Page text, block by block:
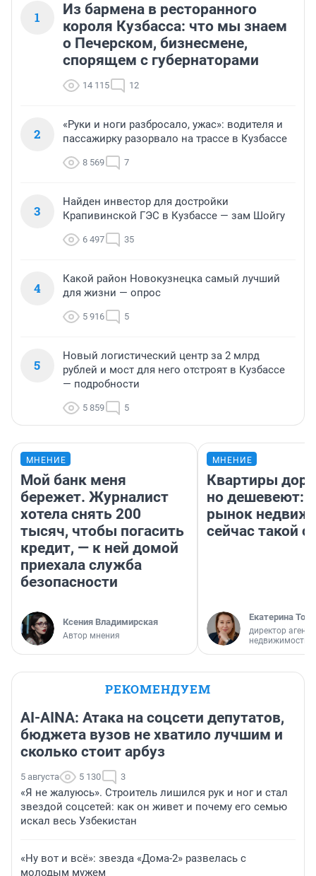
1
Из бармена в ресторанного
короля Кузбасса: что мы знаем
о Печерском, бизнесмене,
спорящем с губернаторами
14 115 12
2
«Руки и ноги разбросало, ужас»: водителя и
пассажирку разорвало на трассе в Кузбассе
8 569 7
3
Найден инвестор для достройки
Крапивинской ГЭС в Кузбассе — зам Шойгу
6 497 35
4
Какой район Новокузнецка самый лучший
для жизни — опрос
5 916 5
5
Новый логистический центр за 2 млрд
рублей и мост для него отстроят в Кузбассе
— подробности
5 859 5
МНЕНИЕ
Мой банк меня
бережет. Журналист
хотела снять 200
тысяч, чтобы погасить
кредит, — к ней домой
приехала служба
безопасности
Ксения Владимирская
Автор мнения
МНЕНИЕ
Квартиры
но дешевеют:
рынок
сейчас такой
Екатерина
директор
недвижимости
РЕКОМЕНДУЕМ
AI-AINA: Атака на соцсети депутатов,
бюджета вузов не хватило лучшим и
сколько стоит арбуз
5 августа 5 130 3
«Я не жалуюсь». Строитель лишился рук и ног и стал
звездой соцсетей: как он живет и почему его семью
искал весь Узбекистан
«Ну вот и всё»: звезда «Дома-2» развелась с
молодым мужем